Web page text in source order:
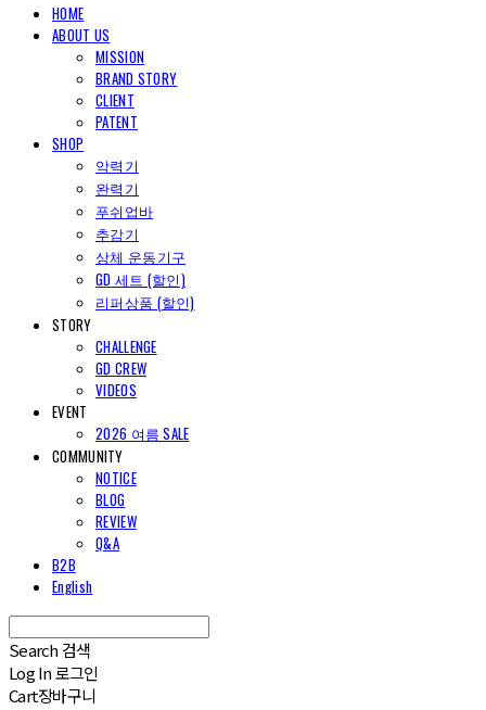
HOME
ABOUT US
MISSION
BRAND STORY
CLIENT
PATENT
SHOP
악력기
완력기
푸쉬업바
추감기
상체 운동기구
GD 세트 (할인)
리퍼상품 (할인)
STORY
CHALLENGE
GD CREW
VIDEOS
EVENT
2026 여름 SALE
COMMUNITY
NOTICE
BLOG
REVIEW
Q&A
B2B
English
Search 검색
Log In로그인
Cart장바구니